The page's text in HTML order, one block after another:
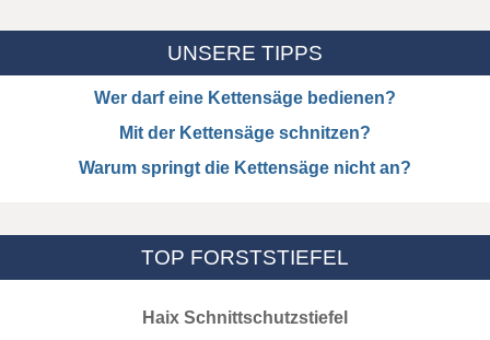
UNSERE TIPPS
Wer darf eine Kettensäge bedienen?
Mit der Kettensäge schnitzen?
Warum springt die Kettensäge nicht an?
TOP FORSTSTIEFEL
Haix Schnittschutzstiefel